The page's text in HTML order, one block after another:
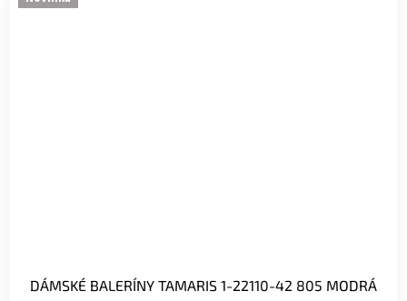
DÁMSKÉ BALERÍNY TAMARIS 1-22110-42 805 MODRÁ